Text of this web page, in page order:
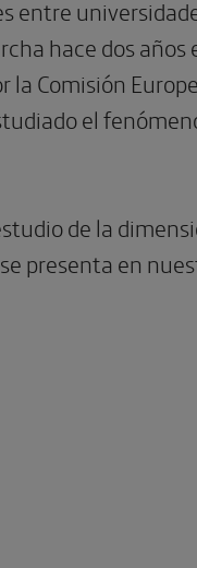
entre
hace dos años
la Comisión
el
de la
presenta en